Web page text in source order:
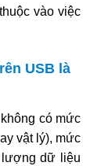
vào việc
USB là
có mức
vật lý), mức
lượng dữ liệu